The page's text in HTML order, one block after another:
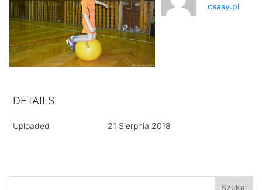
csasy.pl
DETAILS
Uploaded 21 Sierpnia 2018